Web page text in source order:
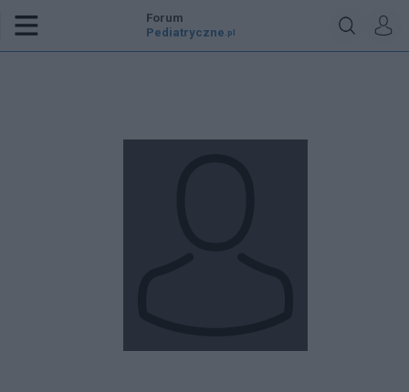
Forum
Pediatryczne .pl